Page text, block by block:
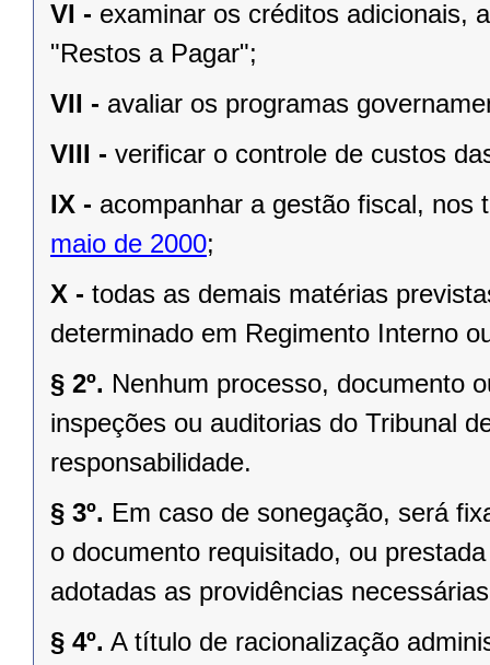
VI - examinar os créditos adicionais,
"Restos a Pagar";
VII - avaliar os programas
VIII - verificar o controle de custos
IX - acompanhar a gestão fiscal, nos
maio de 2000;
X - todas as demais matérias
determinado em Regimento Interno
§ 2º. Nenhum processo, documento
inspeções ou auditorias do Tribunal
responsabilidade.
§ 3º. Em caso de sonegação, será
o documento requisitado, ou
adotadas as providências
§ 4º. A título de racionalização